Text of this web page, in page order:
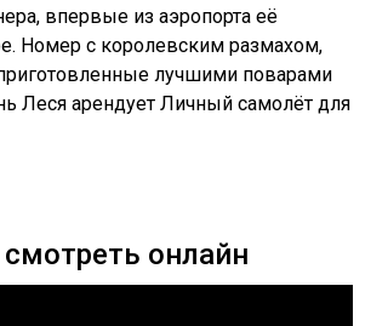
впервые из аэропорта её
Номер с королевским размахом,
лучшими поварами
Леся арендует Личный самолёт для
онлайн